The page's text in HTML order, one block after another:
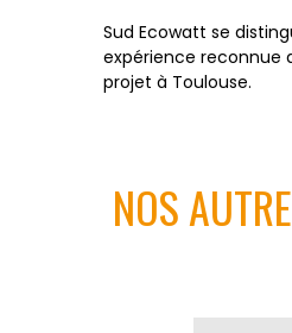
Sud Ecowatt se
expérience reconnue
projet à Toulouse.
NOS